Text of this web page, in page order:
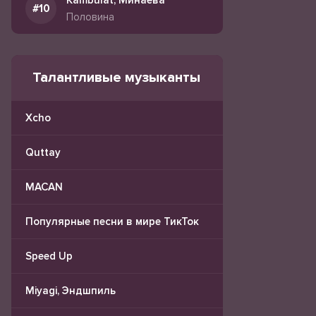
Половина
Талантливые музыканты
Xcho
Quttay
MACAN
Популярные песни в мире ТикТок
Speed Up
Miyagi, Эндшпиль